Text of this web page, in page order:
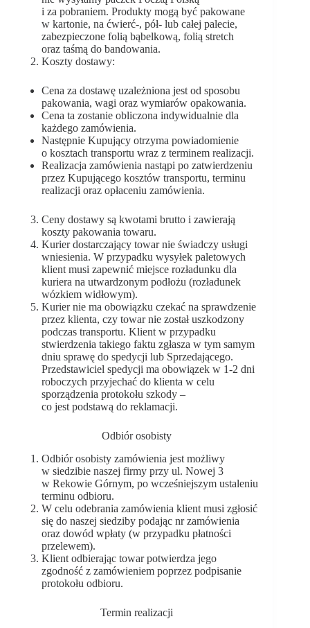
i za pobraniem. Produkty mogą być pakowane
w kartonie, na ćwierć-, pół- lub całej palecie,
zabezpieczone folią bąbelkową, folią stretch
oraz taśmą do bandowania.
Koszty dostawy:
Cena za dostawę uzależniona jest od sposobu
pakowania, wagi oraz wymiarów opakowania.
Cena ta zostanie obliczona indywidualnie dla
każdego zamówienia.
Następnie Kupujący otrzyma powiadomienie
o kosztach transportu wraz z terminem realizacji.
Realizacja zamówienia nastąpi po zatwierdzeniu
przez Kupującego kosztów transportu, terminu
realizacji oraz opłaceniu zamówienia.
Ceny dostawy są kwotami brutto i zawierają
koszty pakowania towaru.
Kurier dostarczający towar nie świadczy usługi
wniesienia. W przypadku wysyłek paletowych
klient musi zapewnić miejsce rozładunku dla
kuriera na utwardzonym podłożu (rozładunek
wózkiem widłowym).
Kurier nie ma obowiązku czekać na sprawdzenie
przez klienta, czy towar nie został uszkodzony
podczas transportu. Klient w przypadku
stwierdzenia takiego faktu zgłasza w tym samym
dniu sprawę do spedycji lub Sprzedającego.
Przedstawiciel spedycji ma obowiązek w 1-2 dni
roboczych przyjechać do klienta w celu
sporządzenia protokołu szkody –
co jest podstawą do reklamacji.
Odbiór osobisty
Odbiór osobisty zamówienia jest możliwy
w siedzibie naszej firmy przy ul. Nowej 3
w Rekowie Górnym, po wcześniejszym ustaleniu
terminu odbioru.
W celu odebrania zamówienia klient musi zgłosić
się do naszej siedziby podając nr zamówienia
oraz dowód wpłaty (w przypadku płatności
przelewem).
Klient odbierając towar potwierdza jego
zgodność z zamówieniem poprzez podpisanie
protokołu odbioru.
Termin realizacji